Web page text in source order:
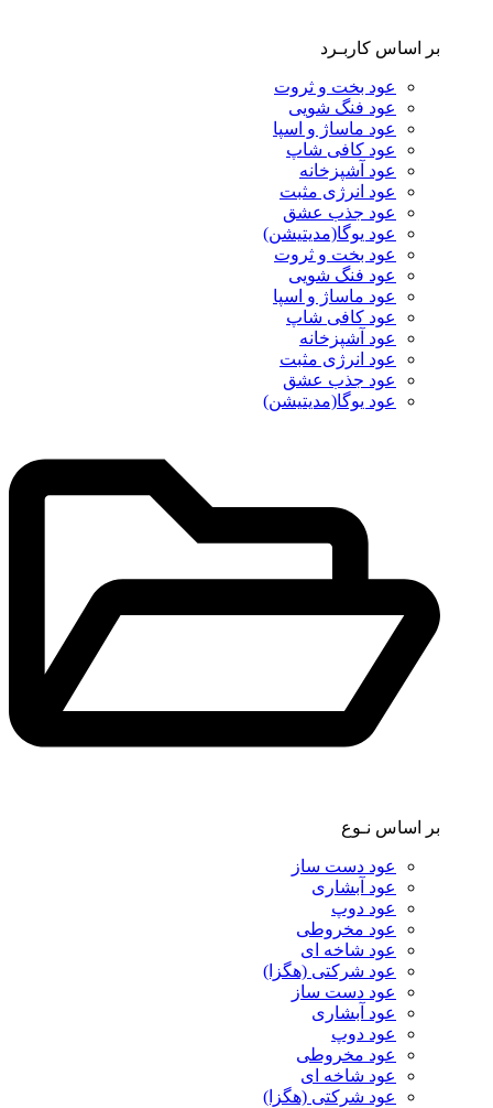
بر اساس کاربـرد
عود بخت و ثروت
عود فنگ شویی
عود ماساژ و اسپا
عود کافی شاپ
عود آشپزخانه
عود انرژی مثبت
عود جذب عشق
عود یوگا(مدیتیشن)
عود بخت و ثروت
عود فنگ شویی
عود ماساژ و اسپا
عود کافی شاپ
عود آشپزخانه
عود انرژی مثبت
عود جذب عشق
عود یوگا(مدیتیشن)
بر اساس نـوع
عود دست ساز
عود آبشاری
عود دوپ
عود مخروطی
عود شاخه ای
عود شرکتی (هگزا)
عود دست ساز
عود آبشاری
عود دوپ
عود مخروطی
عود شاخه ای
عود شرکتی (هگزا)